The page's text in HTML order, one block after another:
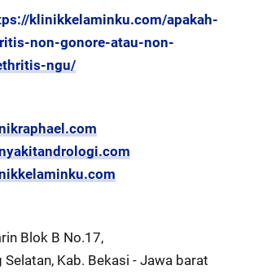
klinikkelaminku.com/apakah-
non-gonore-atau-non-
ngu/
Blok B No.17,
Selatan, Kab. Bekasi - Jawa barat